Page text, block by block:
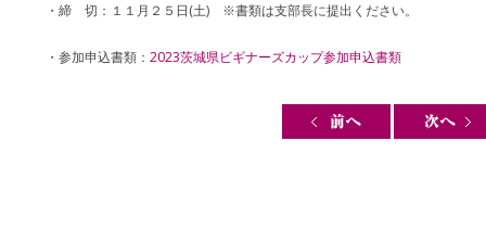
・締 切：１１月２５日(土) ※書類は支部長に提出ください。
・参加申込書類： 2023茨城県ビギナーズカップ参加申込書類